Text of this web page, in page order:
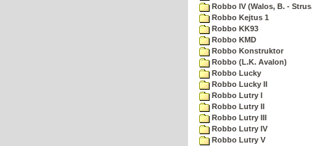
Robbo IV (Walos, B. -
Robbo Kejtus 1
Robbo KK93
Robbo KMD
Robbo Konstruktor
Robbo (L.K. Avalon)
Robbo Lucky
Robbo Lucky II
Robbo Lutry I
Robbo Lutry II
Robbo Lutry III
Robbo Lutry IV
Robbo Lutry V